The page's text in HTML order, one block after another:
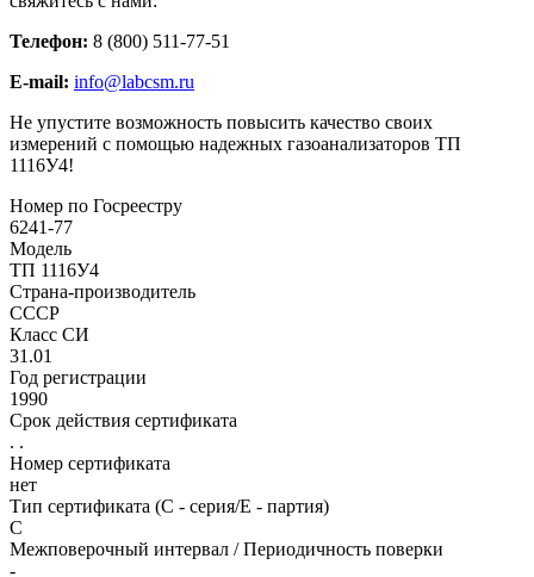
Телефон: 8 (800) 511-77-51
E-mail: info@labcsm.ru
Не упустите возможность повысить качество своих
измерений с помощью надежных газоанализаторов ТП
1116У4!
Номер по Госреестру
6241-77
Модель
ТП 1116У4
Страна-производитель
СССР
Класс СИ
31.01
Год регистрации
1990
Срок действия сертификата
. .
Номер сертификата
нет
Тип сертификата (C - серия/E - партия)
С
Межповерочный интервал / Периодичность поверки
-